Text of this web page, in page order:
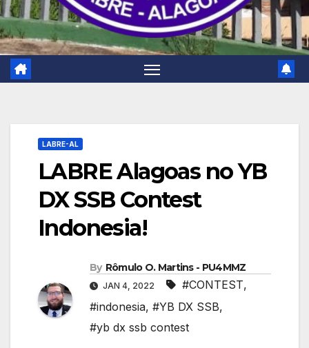
LABRE-AL
LABRE Alagoas no YB
DX SSB Contest
Indonesia!
By Rômulo O. Martins - PU4MMZ
JAN 4, 2022 #CONTEST,
#indonesia, #YB DX SSB,
#yb dx ssb contest